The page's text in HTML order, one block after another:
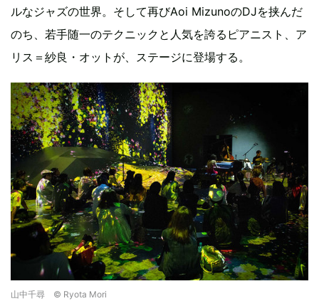
ルなジャズの世界。そして再びAoi MizunoのDJを挟んだ
のち、若手随一のテクニックと人気を誇るピアニスト、ア
リス＝紗良・オットが、ステージに登場する。
山中千尋 © Ryota Mori